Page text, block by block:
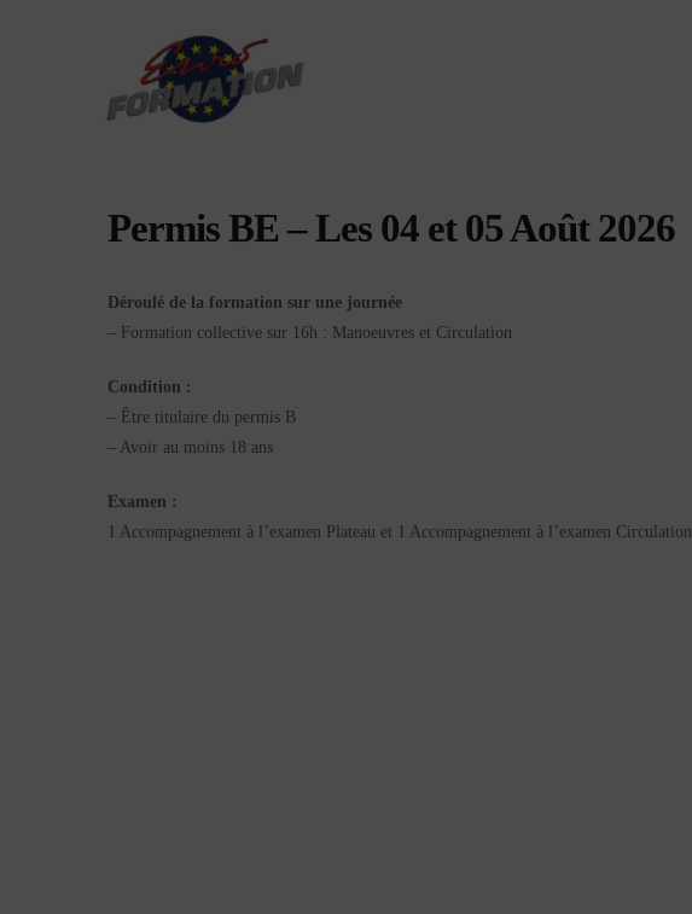
Permis BE – Les 04 et 05 Août 2026
Déroulé de la formation sur une journée
– Formation collective sur 16h : Manoeuvres et Circulation
Condition :
– Être titulaire du permis B
– Avoir au moins 18 ans
Examen :
1 Accompagnement à l’examen Plateau et 1 Accompagnement à l’examen Circulation